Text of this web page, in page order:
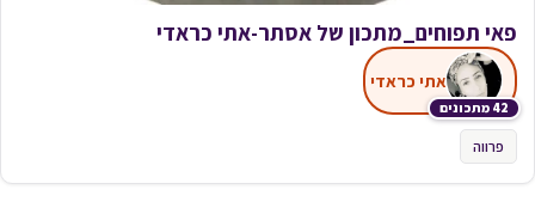
פאי תפוחים_מתכון של אסתר-אתי כראדי
42 מתכונים
אתי כראדי
פרווה